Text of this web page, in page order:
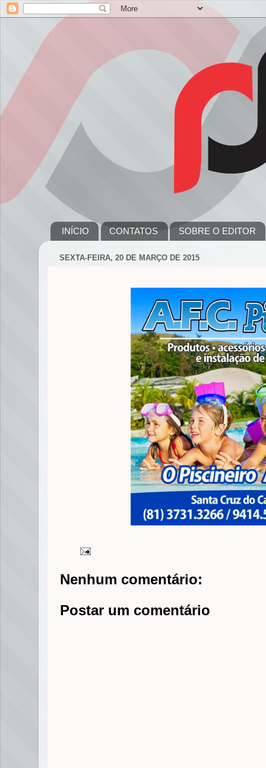
INÍCIO CONTATOS SOBRE O EDITOR
SEXTA-FEIRA, 20 DE MARÇO DE 2015
Nenhum comentário:
Postar um comentário